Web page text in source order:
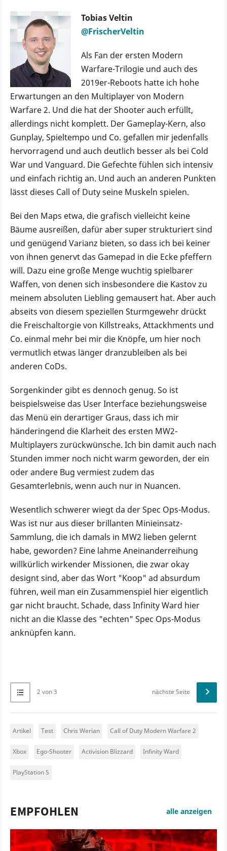
Tobias Veltin
@FrischerVeltin
Als Fan der ersten Modern
Warfare-Trilogie und auch des
2019er-Reboots hatte ich hohe
Erwartungen an den Multiplayer von Modern
Warfare 2. Und die hat der Shooter auch erfüllt,
allerdings nicht komplett. Der Gameplay-Kern, also
Gunplay, Spieltempo und Co. gefallen mir jedenfalls
hervorragend und auch deutlich besser als bei Cold
War und Vanguard. Die Gefechte fühlen sich intensiv
und einfach richtig an. Und auch an anderen Punkten
lässt dieses Call of Duty seine Muskeln spielen.
Bei den Maps etwa, die grafisch vielleicht keine
Bäume ausreißen, dafür aber super strukturiert sind
und genügend Varianz bieten, so dass ich bei keiner
von ihnen genervt das Gamepad in die Ecke pfeffern
will. Dazu eine große Menge wuchtig spielbarer
Waffen, von denen sich insbesondere die Kastov zu
meinem absoluten Liebling gemausert hat. Aber auch
abseits von diesem speziellen Sturmgewehr drückt
die Freischaltorgie von Killstreaks, Attackhments und
Co. einmal mehr bei mir die Knöpfe, um hier noch
vermutlich etwas länger dranzubleiben als bei
anderen CoDs.
Sorgenkinder gibt es dennoch genug. So ist
beispielsweise das User Interface beziehungsweise
das Menü ein derartiger Graus, dass ich mir
händeringend die Klarheit des ersten MW2-
Multiplayers zurückwünsche. Ich bin damit auch nach
Stunden immer noch nicht warm geworden, der ein
oder andere Bug vermiest zudem das
Gesamterlebnis, wenn auch nur in Nuancen.
Wesentlich schwerer wiegt da der Spec Ops-Modus.
Was ist nur aus dieser brillanten Minieinsatz-
Sammlung, die ich damals in MW2 lieben gelernt
habe, geworden? Eine lahme Aneinanderreihung
willkürlich wirkender Missionen, die zwar okay
designt sind, aber das Wort "Koop" ad absurdum
führen, weil man ein Zusammenspiel hier eigentlich
gar nicht braucht. Schade, dass Infinity Ward hier
nicht an die Klasse des "echten" Spec Ops-Modus
anknüpfen kann.
2 von 3 nächste Seite
Artikel Test Chris Werian Call of Duty Modern Warfare 2
Xbox Ego-Shooter Activision Blizzard Infinity Ward
PlayStation 5
EMPFOHLEN alle anzeigen